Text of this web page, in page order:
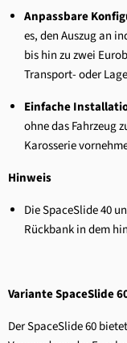
Anpassbare
es, den Auszug an
bis hin zu zwei
Transport- oder
Einfache
ohne das Fahrzeug
Karosserie
Hinweis
Die SpaceSlide 40
Rückbank in dem
Variante SpaceSlide
Der SpaceSlide 60